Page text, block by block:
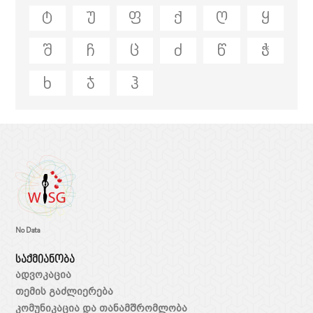
ტ
უ ფ ქ ღ
ყ
შ
ჩ ც ძ წ
ჭ
ხ
ჯ ჰ
No Data
საქმიანობა
ადვოკაცია
თემის გაძლიერება
კომუნიკაცია და თანამშრომლობა